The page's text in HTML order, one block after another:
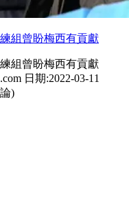
組曾盼梅西有貢獻
組曾盼梅西有貢獻
日期:2022-03-11
)